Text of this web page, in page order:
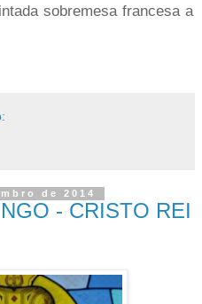
sobremesa francesa a
de 2014
- CRISTO REI